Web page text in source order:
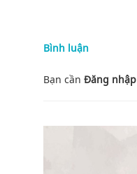
Bình luận
Bạn cần Đăng nhập